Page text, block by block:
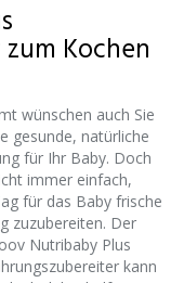
Kochen
wünschen auch Sie
gesunde, natürliche
für Ihr Baby. Doch
immer einfach,
für das Baby frische
zuzubereiten. Der
Nutribaby Plus
kann